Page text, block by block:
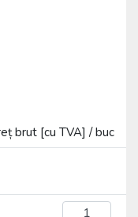
brut [cu TVA] / buc